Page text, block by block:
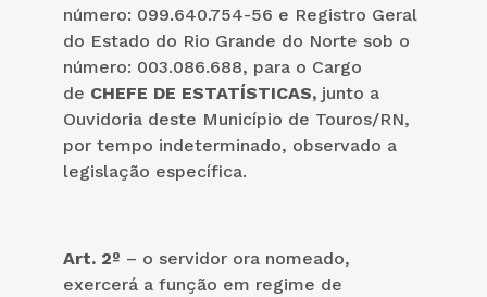
número: 099.640.754-56 e Registro Geral
do Estado do Rio Grande do Norte sob o
número: 003.086.688, para o Cargo
de CHEFE DE ESTATÍSTICAS, junto a
Ouvidoria deste Município de Touros/RN,
por tempo indeterminado, observado a
legislação específica.
Art. 2º – o servidor ora nomeado,
exercerá a função em regime de